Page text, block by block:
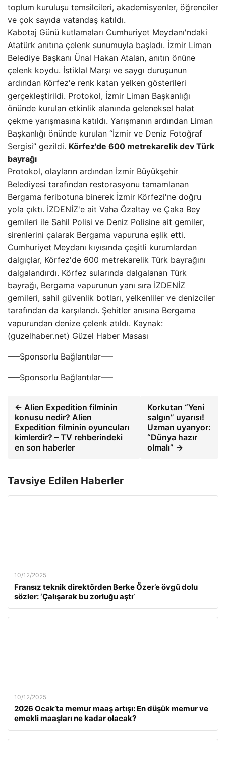
toplum kuruluşu temsilcileri, akademisyenler, öğrenciler
ve çok sayıda vatandaş katıldı.
Kabotaj Günü kutlamaları Cumhuriyet Meydanı'ndaki
Atatürk anıtına çelenk sunumuyla başladı. İzmir Liman
Belediye Başkanı Ünal Hakan Atalan, anıtın önüne
çelenk koydu. İstiklal Marşı ve saygı duruşunun
ardından Körfez'e renk katan yelken gösterileri
gerçekleştirildi. Protokol, İzmir Liman Başkanlığı
önünde kurulan etkinlik alanında geleneksel halat
çekme yarışmasına katıldı. Yarışmanın ardından Liman
Başkanlığı önünde kurulan “İzmir ve Deniz Fotoğraf
Sergisi” gezildi. Körfez'de 600 metrekarelik dev Türk
bayrağı
Protokol, olayların ardından İzmir Büyükşehir
Belediyesi tarafından restorasyonu tamamlanan
Bergama feribotuna binerek İzmir Körfezi'ne doğru
yola çıktı. İZDENİZ'e ait Vaha Özaltay ve Çaka Bey
gemileri ile Sahil Polisi ve Deniz Polisine ait gemiler,
sirenlerini çalarak Bergama vapuruna eşlik etti.
Cumhuriyet Meydanı kıyısında çeşitli kurumlardan
dalgıçlar, Körfez'de 600 metrekarelik Türk bayrağını
dalgalandırdı. Körfez sularında dalgalanan Türk
bayrağı, Bergama vapurunun yanı sıra İZDENİZ
gemileri, sahil güvenlik botları, yelkenliler ve denizciler
tarafından da karşılandı. Şehitler anısına Bergama
vapurundan denize çelenk atıldı. Kaynak:
(guzelhaber.net) Güzel Haber Masası
—–Sponsorlu Bağlantılar—–
—–Sponsorlu Bağlantılar—–
← Alien Expedition filminin
konusu nedir? Alien
Expedition filminin oyuncuları
kimlerdir? – TV rehberindeki
en son haberler
Korkutan “Yeni
salgın” uyarısı!
Uzman uyarıyor:
“Dünya hazır
olmalı” →
Tavsiye Edilen Haberler
10/12/2025
Fransız teknik direktörden Berke Özer’e övgü dolu
sözler: ‘Çalışarak bu zorluğu aştı’
10/12/2025
2026 Ocak’ta memur maaş artışı: En düşük memur ve
emekli maaşları ne kadar olacak?